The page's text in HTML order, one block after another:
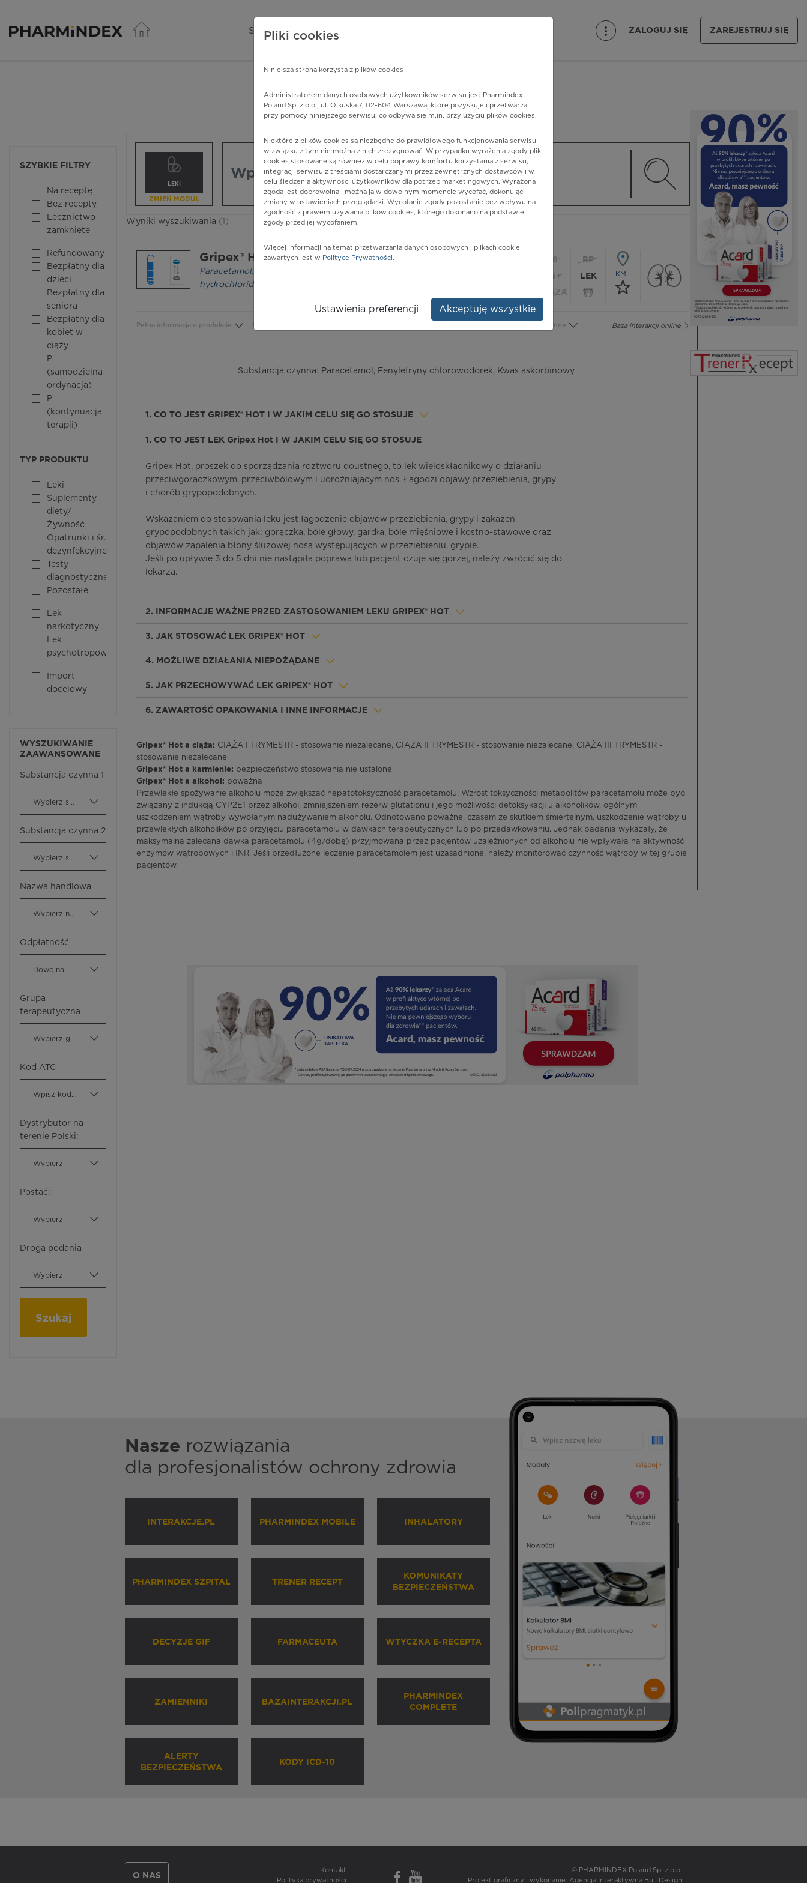
Pharmindex - lider wiedzy o lekach
SERWISY PHARMINDEX ZALOGUJ SIĘ ZAREJESTRUJ SIĘ
SZYBKIE FILTRY
Na receptę
Bez recepty
Lecznictwo
zamknięte
Refundowany
Bezpłatny dla
dzieci
Bezpłatny dla
seniora
Bezpłatny dla
kobiet w
ciąży
P
(samodzielna
ordynacja)
P
(kontynuacja
terapii)
TYP PRODUKTU
Leki
Suplementy
diety/
Żywność
Opatrunki i śr.
dezynfekcyjne
Testy
diagnostyczne
Pozostałe
Lek
narkotyczny
Lek
psychotropowy
Import
docelowy
WYSZUKIWANIE
ZAAWANSOWANE
Substancja czynna 1
Substancja czynna 2
Nazwa handlowa
Odpłatność
Dowolna
Grupa
terapeutyczna
Kod ATC
Dystrybutor na
terenie Polski:
Wybierz
Postać:
Wybierz
Droga podania
Wybierz
Szukaj
Pharmindex
lider wiedzy o lekach
LEKI
ZMIEŃ MODUŁ
Wpisz nazwę lub substancję czynną
Wyniki wyszukiwania (1)
Gripex® Hot
Paracetamol,
hydrochloride
Postać:proszek do sporz. roztw.
18
65+
CIĄŻA
RP
LEK
KML
Baza interakcji online
Pełna informacja o produkcie Inne
Substancja czynna: Paracetamol, Fenylefryny chlorowodorek, Kwas askorbinowy
1. CO TO JEST GRIPEX® HOT I W JAKIM CELU SIĘ GO STOSUJE
1. CO TO JEST LEK Gripex Hot I W JAKIM CELU SIĘ GO STOSUJE
Gripex Hot, proszek do sporządzania roztworu doustnego, to lek wieloskładnikowy o działaniu
przeciwgorączkowym, przeciwbólowym i udrożniającym nos. Łagodzi objawy przeziębienia, grypy
i chorób grypopodobnych.
Wskazaniem do stosowania leku jest łagodzenie objawów przeziębienia, grypy i zakażeń
grypopodobnych takich jak: gorączka, bóle głowy, gardła, bóle mięśniowe i kostno-stawowe oraz
objawów zapalenia błony śluzowej nosa występujących w przeziębieniu, grypie.
Jeśli po upływie 3 do 5 dni nie nastąpiła poprawa lub pacjent czuje się gorzej, należy zwrócić się do
lekarza.
2. INFORMACJE WAŻNE PRZED ZASTOSOWANIEM LEKU GRIPEX® HOT
3. JAK STOSOWAĆ LEK GRIPEX® HOT
4. MOŻLIWE DZIAŁANIA NIEPOŻĄDANE
5. JAK PRZECHOWYWAĆ LEK GRIPEX® HOT
6. ZAWARTOŚĆ OPAKOWANIA I INNE INFORMACJE
Gripex® Hot a ciąża: CIĄŻA I TRYMESTR - stosowanie niezalecane, CIĄŻA II TRYMESTR - stosowanie niezalecane, CIĄŻA III TRYMESTR -
stosowanie niezalecane
Gripex® Hot a karmienie: bezpieczeństwo stosowania nie ustalone
Gripex® Hot a alkohol: poważna
Przewlekłe spożywanie alkoholu może zwiększać hepatotoksyczność paracetamolu. Wzrost toksyczności metabolitów paracetamolu może być
związany z indukcją CYP2E1 przez alkohol, zmniejszeniem rezerw glutationu i jego możliwości detoksykacji u alkoholików, ogólnym
uszkodzeniem wątroby wywołanym nadużywaniem alkoholu. Odnotowano poważne, czasem ze skutkiem śmiertelnym, uszkodzenie wątroby u
przewlekłych alkoholików po przyjęciu paracetamolu w dawkach terapeutycznych lub po przedawkowaniu. Jednak badania wykazały, że
maksymalna zalecana dawka paracetamolu (4g/dobę) przyjmowana przez pacjentów uzależnionych od alkoholu nie wpływała na aktywność
enzymów wątrobowych i INR. Jeśli przedłużone leczenie paracetamolem jest uzasadnione, należy monitorować czynność wątroby w tej grupie
pacjentów.
Nasze rozwiązania
dla profesjonalistów ochrony zdrowia
INTERAKCJE.PL PHARMINDEX MOBILE INHALATORY
PHARMINDEX SZPITAL TRENER RECEPT
KOMUNIKATY
BEZPIECZEŃSTWA
DECYZJE GIF FARMACEUTA WTYCZKA E-RECEPTA
ZAMIENNIKI BAZAINTERAKCJI.PL
PHARMINDEX
COMPLETE
ALERTY
BEZPIECZEŃSTWA
KODY ICD-10
O NAS
Kontakt
Polityka prywatności
© PHARMINDEX Poland Sp. z o.o.
Projekt graficzny i wykonanie: Agencja Interaktywna Bull Design
Pliki cookies
Niniejsza strona korzysta z plików cookies
Administratorem danych osobowych użytkowników serwisu jest Pharmindex
Poland Sp. z o.o., ul. Olkuska 7, 02-604 Warszawa, które pozyskuje i przetwarza
przy pomocy niniejszego serwisu, co odbywa się m.in. przy użyciu plików cookies.
Niektóre z plików cookies są niezbędne do prawidłowego funkcjonowania serwisu i
w związku z tym nie można z nich zrezygnować. W przypadku wyrażenia zgody pliki
cookies stosowane są również w celu poprawy komfortu korzystania z serwisu,
integracji serwisu z treściami dostarczanymi przez zewnętrznych dostawców i w
celu śledzenia aktywności użytkowników dla potrzeb marketingowych. Wyrażona
zgoda jest dobrowolna i można ją w dowolnym momencie wycofać, dokonując
zmiany w ustawieniach przeglądarki. Wycofanie zgody pozostanie bez wpływu na
zgodność z prawem używania plików cookies, którego dokonano na podstawie
zgody przed jej wycofaniem.
Więcej informacji na temat przetwarzania danych osobowych i plikach cookie
zawartych jest w Polityce Prywatności.
Ustawienia preferencji Akceptuję wszystkie